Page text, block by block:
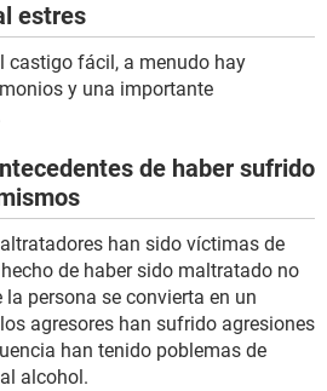
estres
castigo fácil, a menudo hay
y una importante
de haber sufrido
han sido víctimas de
de haber sido maltratado no
persona se convierta en un
agresores han sufrido agresiones
han tenido poblemas de
alcohol.